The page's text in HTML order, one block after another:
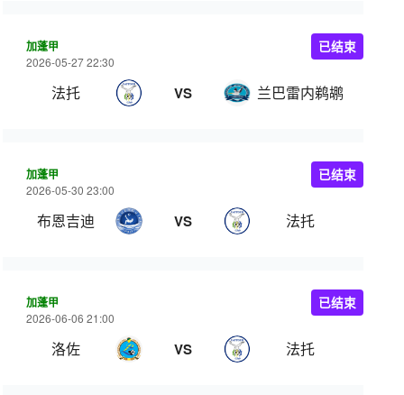
加蓬甲
2026-05-27 22:30
法托 VS 兰巴雷内鹈鹕
已结束
加蓬甲
2026-05-30 23:00
布恩吉迪 VS 法托
已结束
加蓬甲
2026-06-06 21:00
洛佐 VS 法托
已结束